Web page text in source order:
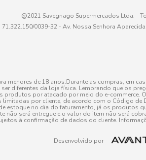
@2021 Savegnago Supermercados Ltda. -
71.322.150/0039-32 - Av. Nossa Senhora
de 18 anos.Durante as compras, em
diferentes da loja física. Lembrando que os
produtos por atacado por meio do e-
por cliente, de acordo com o Código de
estoque no dia do faturamento, já os
não será entregue e o valor do item não será
à confirmação de dados do cliente.
Desenvolvido por